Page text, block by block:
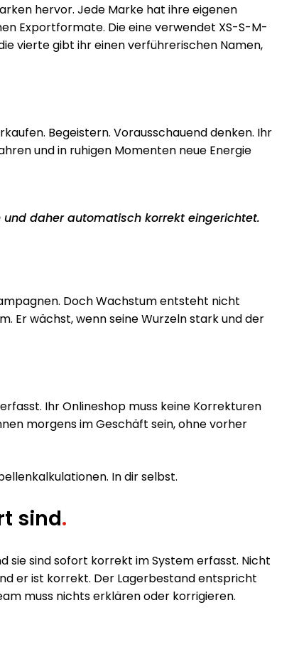
hervor. Jede Marke hat ihre eigenen
Exportformate. Die eine verwendet XS-S-M-
vierte gibt ihr einen verführerischen Namen,
Begeistern. Vorausschauend denken. Ihr
und in ruhigen Momenten neue Energie
daher automatisch korrekt eingerichtet.
Doch Wachstum entsteht nicht
Er wächst, wenn seine Wurzeln stark und der
Ihr Onlineshop muss keine Korrekturen
morgens im Geschäft sein, ohne vorher
In dir selbst.
sind.
sie sind sofort korrekt im System erfasst. Nicht
er ist korrekt. Der Lagerbestand entspricht
muss nichts erklären oder korrigieren.